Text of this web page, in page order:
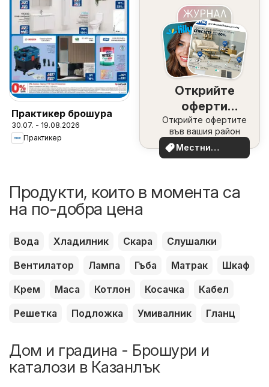
Практикер брошура
30.07. - 19.08.2026
Практикер
Открийте
оферти
наблизо
Открийте офертите
във вашия район
Местни
оферти
Продукти, които в момента са
на по-добра цена
Вода Хладилник Скара
Слушалки
Вентилатор
Лампа Гъба Матрак
Шкаф
Крем
Маса Котлон Косачка
Кабел
Решетка
Подложка Умивалник Гланц
Дом и градина - Брошури и
каталози в Казанлък